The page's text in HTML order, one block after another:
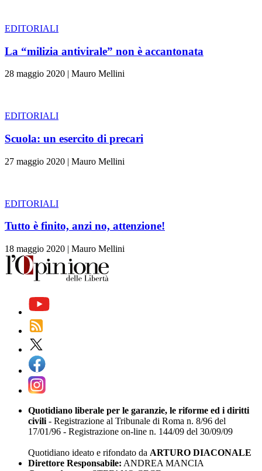
EDITORIALI
La “milizia antivirale” non è accantonata
28 maggio 2020 | Mauro Mellini
EDITORIALI
Scuola: un esercito di precari
27 maggio 2020 | Mauro Mellini
EDITORIALI
Tutto è finito, anzi no, attenzione!
18 maggio 2020 | Mauro Mellini
Quotidiano liberale per le garanzie, le riforme ed i diritti
civili - Registrazione al Tribunale di Roma n. 8/96 del
17/01/96 - Registrazione on-line n. 144/09 del 30/09/09
Quotidiano ideato e rifondato da ARTURO DIACONALE
Direttore Responsabile: ANDREA MANCIA